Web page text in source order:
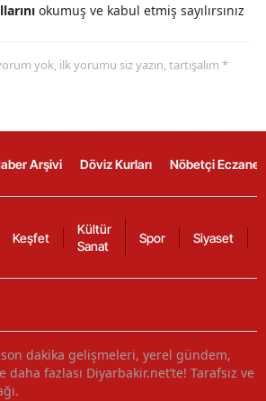
okumuş ve kabul etmiş sayılırsınız
yok, ilk yorumu siz yazın, tartışalım *
Arşivi Döviz Kurları Nöbetçi
Keşfet
Kültür
Sanat
Spor Siyaset
dakika gelişmeleri, yerel gündem,
fazlası Diyarbakir.net’te! Tarafsız ve